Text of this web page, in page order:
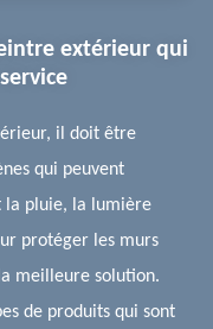
extérieur qui
il doit être
qui peuvent
la pluie, la lumière
protéger les murs
meilleure solution.
de produits qui sont